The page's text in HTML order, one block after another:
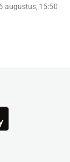
augustus, 15:50